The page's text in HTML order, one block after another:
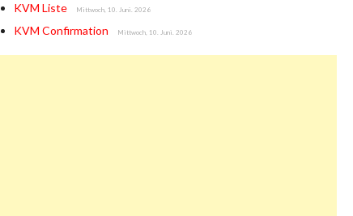
KVM Liste Mittwoch, 10. Juni. 2026
KVM Confirmation Mittwoch, 10. Juni. 2026